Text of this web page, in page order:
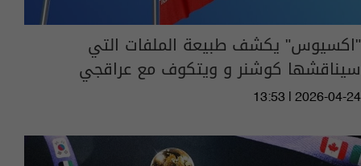
"اكسيوس" يكشف طبيعة الملفات التي
سيناقشها كوشنر و ويتكوف مع عراقجي
13:53 | 2026-04-24